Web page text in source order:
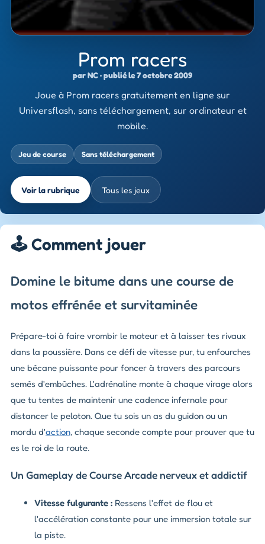
Prom racers
par NC · publié le 7 octobre 2009
Joue à Prom racers gratuitement en ligne sur
Universflash, sans téléchargement, sur ordinateur et
mobile.
Jeu de course Sans téléchargement
Voir la rubrique Tous les jeux
🕹️ Comment jouer
Domine le bitume dans une course de
motos effrénée et survitaminée
Prépare-toi à faire vrombir le moteur et à laisser tes rivaux
dans la poussière. Dans ce défi de vitesse pur, tu enfourches
une bécane puissante pour foncer à travers des parcours
semés d'embûches. L'adrénaline monte à chaque virage alors
que tu tentes de maintenir une cadence infernale pour
distancer le peloton. Que tu sois un as du guidon ou un
mordu d'action, chaque seconde compte pour prouver que tu
es le roi de la route.
Un Gameplay de Course Arcade nerveux et addictif
Vitesse fulgurante : Ressens l'effet de flou et
l'accélération constante pour une immersion totale sur
la piste.